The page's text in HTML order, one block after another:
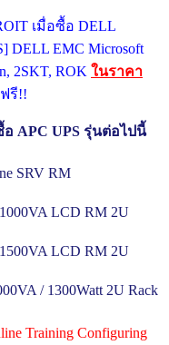
เมื่อซื้อ DELL
DELL EMC Microsoft
2SKT, ROK ในราคา
รี!!
APC UPS รุ่นต่อไปนี้
SRV RM
LCD RM 2U
LCD RM 2U
/ 1300Watt 2U Rack
Training Configuring